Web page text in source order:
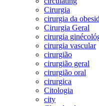
Cirurgia
cirurgia da
Cirurgia Geral
cirurgia
cirurgia vascular
cirurgião
cirurgião geral
cirurgião oral
cirurgica
Citologia
city